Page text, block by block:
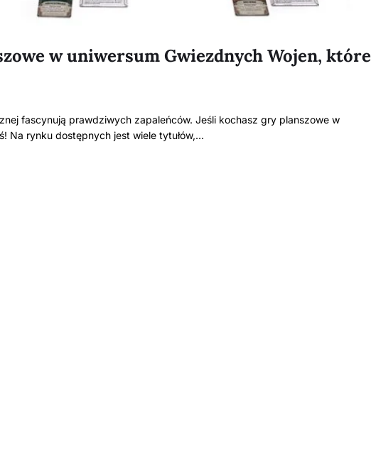
w uniwersum Gwiezdnych Wojen, które
fascynują prawdziwych zapaleńców. Jeśli kochasz gry planszowe w
Na rynku dostępnych jest wiele tytułów,…